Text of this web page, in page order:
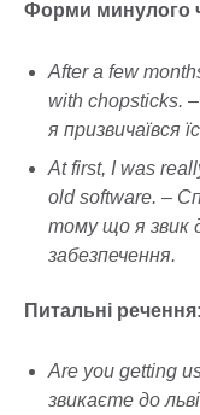
Форми минулого
After a few
with chopsticks. –
я призвичаївся
At first, I was
old software. –
тому що я звик
забезпечення.
Питальні речення:
Are you getting
звикаєте до